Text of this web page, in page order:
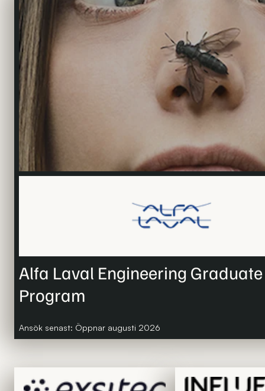
Alfa Laval Engineering Graduate
Program
Ansök senast: Öppnar augusti 2026